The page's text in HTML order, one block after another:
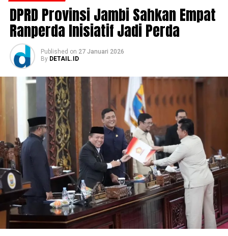
DPRD Provinsi Jambi Sahkan Empat
Ranperda Inisiatif Jadi Perda
Published on 27 Januari 2026
By DETAIL.ID